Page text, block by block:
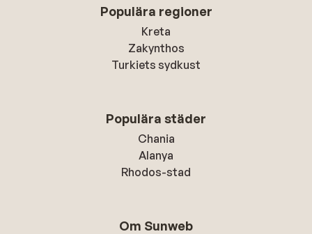
Populära regioner
Kreta
Zakynthos
Turkiets sydkust
Populära städer
Chania
Alanya
Rhodos-stad
Om Sunweb